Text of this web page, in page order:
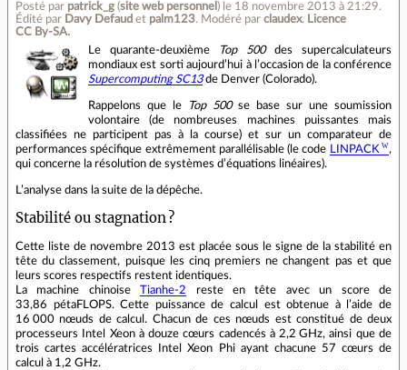
Posté par patrick_g (site web personnel ) le 18 novembre 2013 à 21:29.
Édité par Davy Defaud et palm123. Modéré par claudex. Licence
CC By‑SA.
Le quarante‐deuxième Top 500des supercalculateurs
mondiaux est sorti aujourd’hui à l’occasion de la conférence
Supercomputing SC13de Denver (Colorado).
Rappelons que le Top 500se base sur une soumission
volontaire (de nombreuses machines puissantes mais
classifiées ne participent pas à la course) et sur un comparateur de
performances spécifique extrêmement parallélisable (le code
LINPACK
,
qui concerne la résolution de systèmes d’équations linéaires).
L’analyse dans la suite de la dépêche.
Stabilité ou stagnation ?
Cette liste de novembre 2013 est placée sous le signe de la stabilité en
tête du classement, puisque les cinq premiers ne changent pas et que
leurs scores respectifs restent identiques.
La machine chinoiseTianhe-2
reste en tête avec un score de
33,86 pétaFLOPS. Cette puissance de calcul est obtenue à l’aide de
16 000 nœuds de calcul. Chacun de ces nœuds est constitué de deux
processeurs Intel Xeon à douze cœurs cadencés à 2,2 GHz, ainsi que de
trois cartes accélératrices Intel Xeon Phi ayant chacune 57 cœurs de
calcul à 1,2 GHz.